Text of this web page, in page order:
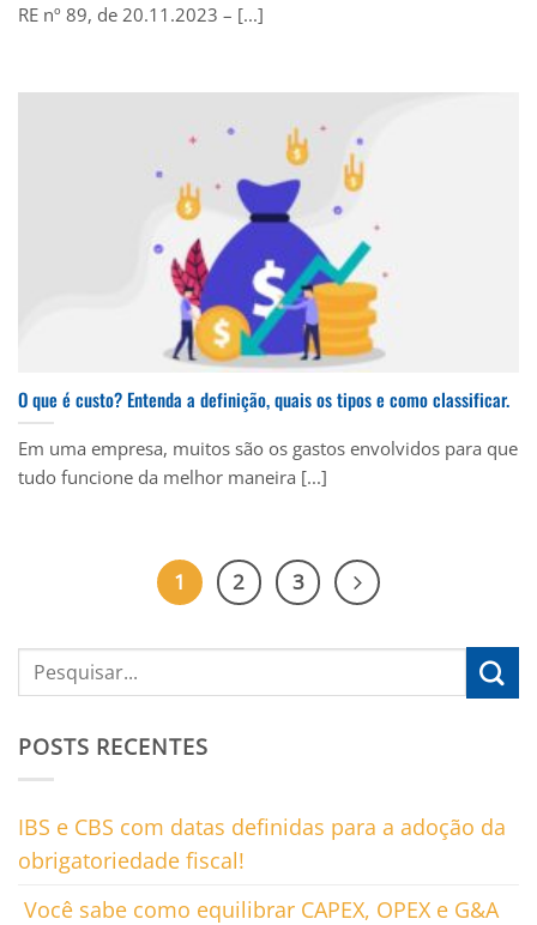
RE nº 89, de 20.11.2023 – [...]
O que é custo? Entenda a definição, quais os tipos e como classificar.
Em uma empresa, muitos são os gastos envolvidos para que
tudo funcione da melhor maneira [...]
1 2 3
POSTS RECENTES
IBS e CBS com datas definidas para a adoção da
obrigatoriedade fiscal!
Você sabe como equilibrar CAPEX, OPEX e G&A